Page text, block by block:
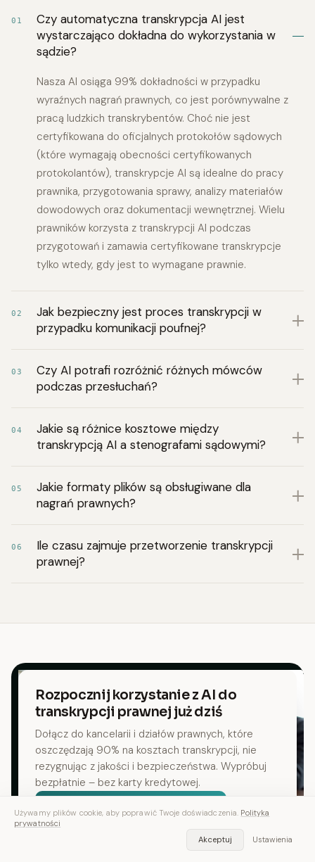
01
Czy automatyczna transkrypcja AI jest
wystarczająco dokładna do wykorzystania w
sądzie?
Nasza AI osiąga 99% dokładności w przypadku
wyraźnych nagrań prawnych, co jest porównywalne z
pracą ludzkich transkrybentów. Choć nie jest
certyfikowana do oficjalnych protokołów sądowych
(które wymagają obecności certyfikowanych
protokolantów), transkrypcje AI są idealne do pracy
prawnika, przygotowania sprawy, analizy materiałów
dowodowych oraz dokumentacji wewnętrznej. Wielu
prawników korzysta z transkrypcji AI podczas
przygotowań i zamawia certyfikowane transkrypcje
tylko wtedy, gdy jest to wymagane prawnie.
02
Jak bezpieczny jest proces transkrypcji w
przypadku komunikacji poufnej?
03
Czy AI potrafi rozróżnić różnych mówców
podczas przesłuchań?
04
Jakie są różnice kosztowe między
transkrypcją AI a stenografami sądowymi?
05
Jakie formaty plików są obsługiwane dla
nagrań prawnych?
06
Ile czasu zajmuje przetworzenie transkrypcji
prawnej?
Rozpocznij korzystanie z AI do
transkrypcji prawnej już dziś
Dołącz do kancelarii i działów prawnych, które
oszczędzają 90% na kosztach transkrypcji, nie
rezygnując z jakości i bezpieczeństwa. Wypróbuj
bezpłatnie – bez karty kredytowej.
Używamy plików cookie, aby poprawić Twoje doświadczenia. Polityka
prywatności
Akceptuj
Ustawienia